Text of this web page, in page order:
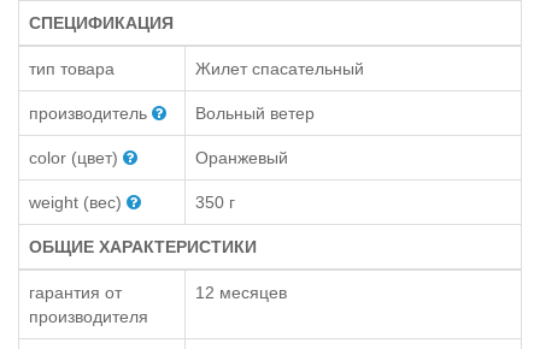
СПЕЦИФИКАЦИЯ
тип товара Жилет спасательный
производитель Вольный ветер
color (цвет) Оранжевый
weight (вес) 350 г
ОБЩИЕ ХАРАКТЕРИСТИКИ
гарантия от
производителя
12 месяцев